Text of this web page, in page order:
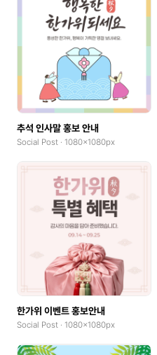
추석 인사말 홍보 안내
Social Post · 1080x1080px
한가위 이벤트 홍보안내
Social Post · 1080x1080px
Album Cover
Blog Graphic
Poster(Portrait)
Poster(Landscape)
Flyer
Letterhead
Business Cards(Horizontal)
Business Cards(Vertical)
Postcard(Landscape)
Postcard(Portrait)
Banner(Horizontal, x0.1)